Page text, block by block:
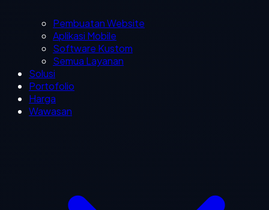
Pembuatan Website
Aplikasi Mobile
Software Kustom
Semua Layanan
Solusi
Portofolio
Harga
Wawasan